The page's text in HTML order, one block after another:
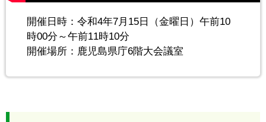
開催日時：令和4年7月15日（金曜日）午前10
時00分～午前11時10分
開催場所：鹿児島県庁6階大会議室